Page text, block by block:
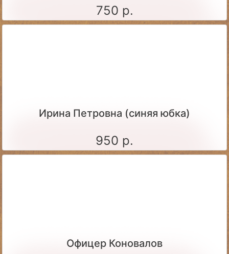
750 р.
Ирина Петровна (синяя юбка)
950 р.
Офицер Коновалов